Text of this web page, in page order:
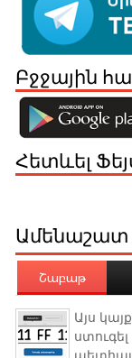
Բջջային
Հետևել
Ամենաշատ
Շաբաթ
Այս